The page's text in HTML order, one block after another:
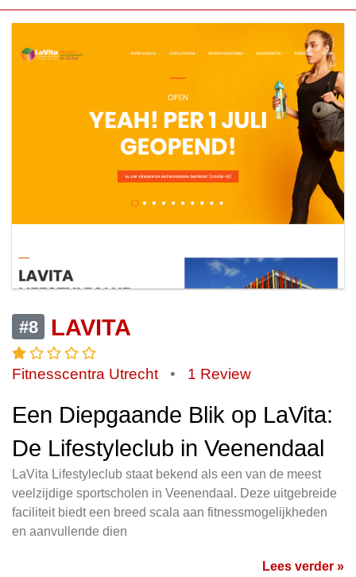
#8 LAVITA
Fitnesscentra Utrecht • 1 Review
Een Diepgaande Blik op LaVita:
De Lifestyleclub in Veenendaal
LaVita Lifestyleclub staat bekend als een van de meest
veelzijdige sportscholen in Veenendaal. Deze uitgebreide
faciliteit biedt een breed scala aan fitnessmogelijkheden
en aanvullende dien
Lees verder »